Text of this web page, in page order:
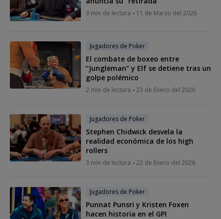
3 min de lectura 11 de Marzo del 2026
Jugadores de Poker
El combate de boxeo entre
“Jungleman” y Elf se detiene tras un
golpe polémico
2 min de lectura 23 de Enero del 2026
Jugadores de Poker
Stephen Chidwick desvela la
realidad económica de los high
rollers
3 min de lectura 22 de Enero del 2026
Jugadores de Poker
Punnat Punsri y Kristen Foxen
hacen historia en el GPI